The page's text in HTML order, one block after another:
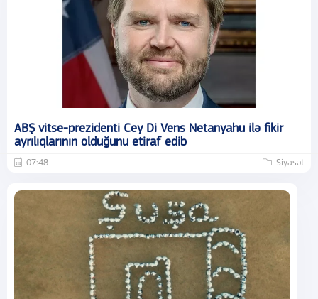
ABŞ vitse-prezidenti Cey Di Vens Netanyahu ilə fikir
ayrılıqlarının olduğunu etiraf edib
07:48 Siyasət